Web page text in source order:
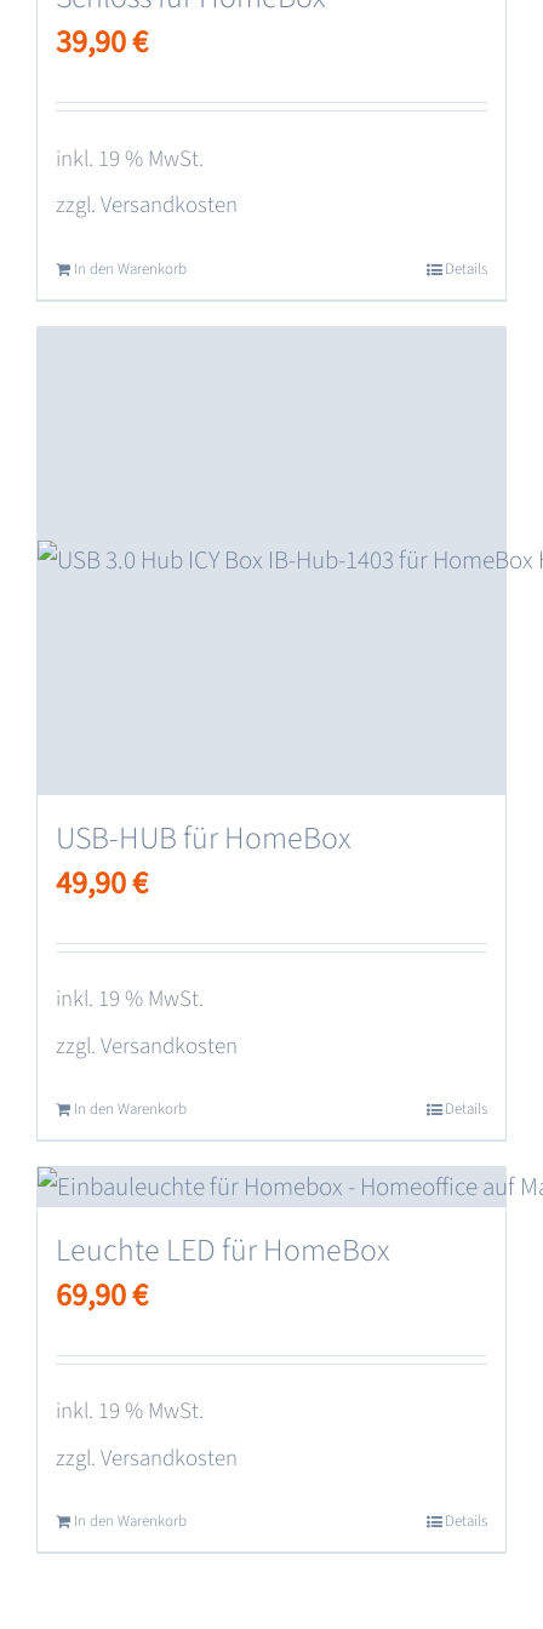
39,90€
inkl. 19 % MwSt.
zzgl.Versandkosten
In den Warenkorb Details
USB-HUB für HomeBox
49,90€
inkl. 19 % MwSt.
zzgl.Versandkosten
In den Warenkorb Details
Leuchte LED für HomeBox
69,90€
inkl. 19 % MwSt.
zzgl.Versandkosten
In den Warenkorb Details